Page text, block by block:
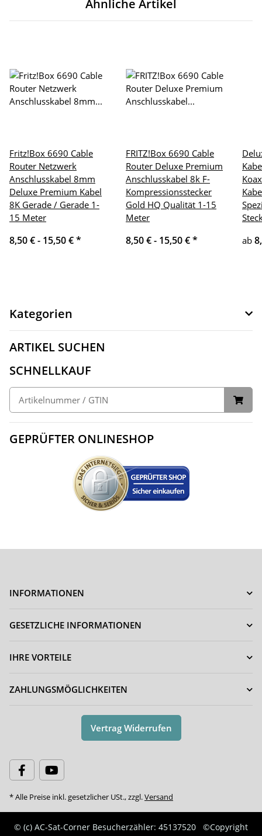
Ähnliche Artikel
Fritz!Box 6690 Cable
Router Netzwerk
Anschlusskabel 8mm
Deluxe Premium Kabel
8K Gerade / Gerade 1-
15 Meter
8,50 € - 15,50 €*
FRITZ!Box 6690 Cable
Router Deluxe Premium
Anschlusskabel 8k F-
Kompressionsstecker
Gold HQ Qualität 1-15
Meter
8,50 € - 15,50 €*
ab
Kategorien
ARTIKEL SUCHEN
SCHNELLKAUF
GEPRÜFTER ONLINESHOP
INFORMATIONEN
GESETZLICHE INFORMATIONEN
IHRE VORTEILE
ZAHLUNGSMÖGLICHKEITEN
Vertrag Widerrufen
* Alle Preise inkl. gesetzlicher USt., zzgl.Versand
© (c) AC-Sat-Corner Besucherzähler: 45137520
©Copyright